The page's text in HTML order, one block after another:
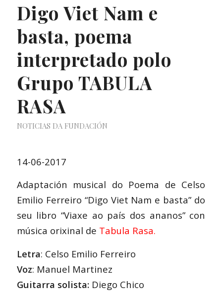
Digo Viet Nam e
basta, poema
interpretado polo
Grupo TABULA
RASA
NOTICIAS DA FUNDACIÓN
14-06-2017
Adaptación musical do Poema de Celso
Emilio Ferreiro “Digo Viet Nam e basta” do
seu libro “Viaxe ao país dos ananos” con
música orixinal de Tabula Rasa.
Letra: Celso Emilio Ferreiro
Voz: Manuel Martinez
Guitarra solista: Diego Chico